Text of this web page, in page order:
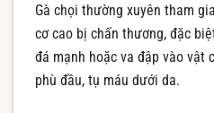
Gà chọi thường xuyên tham
cơ cao bị chấn thương, đặc
đá mạnh hoặc va đập vào vật
phù đầu, tụ máu dưới da.